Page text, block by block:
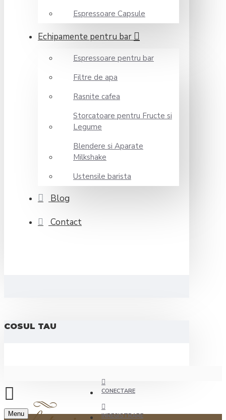
Espressoare Capsule
Echipamente pentru bar
Espressoare pentru bar
Filtre de apa
Rasnite cafea
Storcatoare pentru Fructe si
Legume
Blendere si Aparate
Milkshake
Ustensile barista
Blog
Contact
COSUL TAU
CONECTARE
INREGISTRARE
Menu